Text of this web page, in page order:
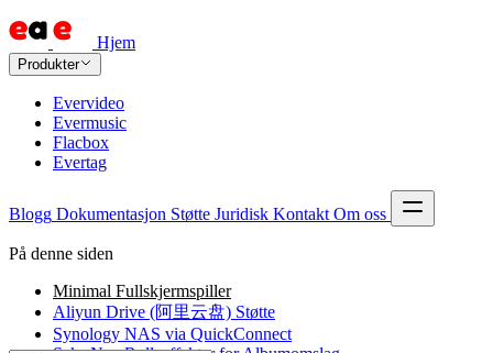
Hjem
Produkter
Evervideo
Evermusic
Flacbox
Evertag
Blogg Dokumentasjon Støtte Juridisk Kontakt Om oss
På denne siden
Minimal Fullskjermspiller
Aliyun Drive (阿里云盘) Støtte
Synology NAS via QuickConnect